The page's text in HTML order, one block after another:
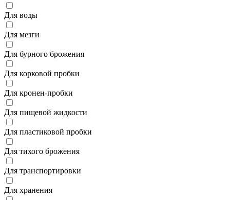
Для воды
Для мезги
Для бурного брожения
Для корковой пробки
Для кронен-пробки
Для пищевой жидкости
Для пластиковой пробки
Для тихого брожения
Для транспортировки
Для хранения